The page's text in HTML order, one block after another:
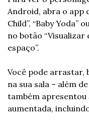
Android, abra o app
Child”, “Baby Yoda”
no botão “Visualizar
espaço”.
Você pode arrastar,
na sua sala – além
também apresentou
aumentada,